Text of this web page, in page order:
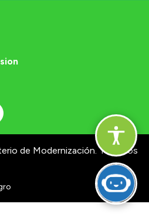
de Modernización. Términos